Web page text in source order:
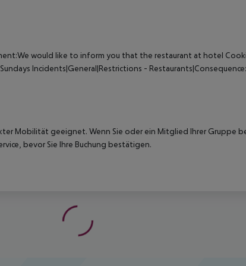
would like to inform you that the restaurant at hotel
Incidents|General|Restrictions -
Mobilität geeignet. Wenn Sie oder ein Mitglied Ihrer Gruppe
bevor Sie Ihre Buchung bestätigen.